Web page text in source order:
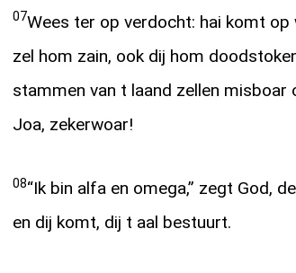
07Wees ter op verdocht: hai komt op
zel hom zain, ook dij hom
stammen van t laand zellen misboar
Joa, zekerwoar!
08“Ik bin alfa en omega,” zegt God,
en dij komt, dij t aal bestuurt.